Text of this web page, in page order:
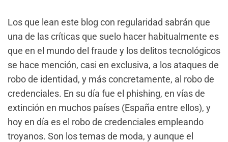
Los que lean este blog con regularidad sabrán que
una de las críticas que suelo hacer habitualmente es
que en el mundo del fraude y los delitos tecnológicos
se hace mención, casi en exclusiva, a los ataques de
robo de identidad, y más concretamente, al robo de
credenciales. En su día fue el phishing, en vías de
extinción en muchos países (España entre ellos), y
hoy en día es el robo de credenciales empleando
troyanos. Son los temas de moda, y aunque el